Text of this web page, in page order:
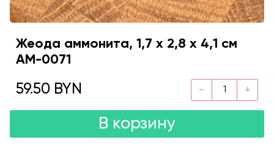
Жеода аммонита, 1,7 х 2,8 х 4,1 см
AM-0071
59.50 BYN
В корзину